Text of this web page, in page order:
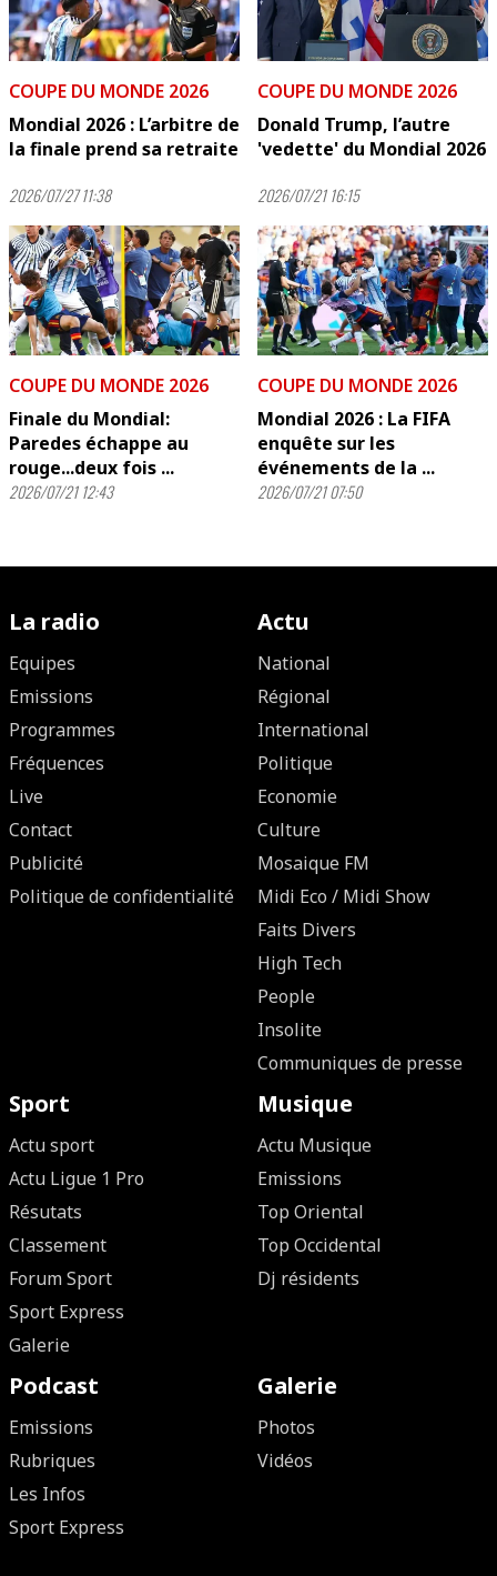
COUPE DU MONDE 2026
Mondial 2026 : L’arbitre de
la finale prend sa retraite
2026/07/27 11:38
COUPE DU MONDE 2026
Donald Trump, l’autre
'vedette' du Mondial 2026
2026/07/21 16:15
COUPE DU MONDE 2026
Finale du Mondial:
Paredes échappe au
rouge...deux fois ...
2026/07/21 12:43
COUPE DU MONDE 2026
Mondial 2026 : La FIFA
enquête sur les
événements de la ...
2026/07/21 07:50
La radio
Equipes
Emissions
Programmes
Fréquences
Live
Contact
Publicité
Politique de confidentialité
Actu
National
Régional
International
Politique
Economie
Culture
Mosaique FM
Midi Eco / Midi Show
Faits Divers
High Tech
People
Insolite
Communiques de presse
Sport
Actu sport
Actu Ligue 1 Pro
Résutats
Classement
Forum Sport
Sport Express
Galerie
Musique
Actu Musique
Emissions
Top Oriental
Top Occidental
Dj résidents
Podcast
Emissions
Rubriques
Les Infos
Sport Express
Galerie
Photos
Vidéos